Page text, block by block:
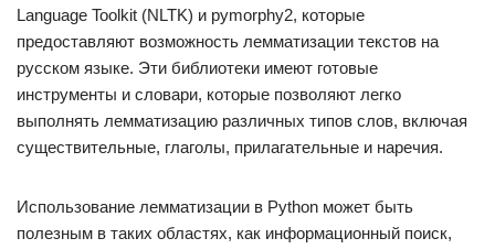
Language Toolkit (NLTK) и pymorphy2, которые
предоставляют возможность лемматизации текстов на
русском языке. Эти библиотеки имеют готовые
инструменты и словари, которые позволяют легко
выполнять лемматизацию различных типов слов, включая
существительные, глаголы, прилагательные и наречия.
Использование лемматизации в Python может быть
полезным в таких областях, как информационный поиск,